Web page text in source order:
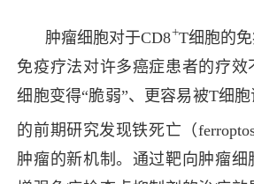
肿瘤细胞对于CD8+T细胞的
免疫疗法对许多癌症患者的疗效
细胞变得“脆弱”、更容易被T细
的前期研究发现铁死亡（
肿瘤的新机制。通过靶向肿瘤细